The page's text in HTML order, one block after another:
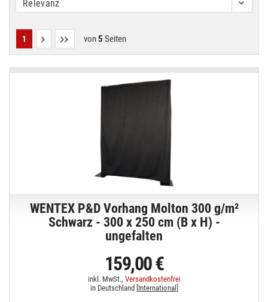
1 von5 Seiten
WENTEX P&D Vorhang Molton 300 g/m²
Schwarz - 300 x 250 cm (B x H) -
ungefalten
159,00 €
inkl. MwSt., Versandkostenfrei
in Deutschland [ International